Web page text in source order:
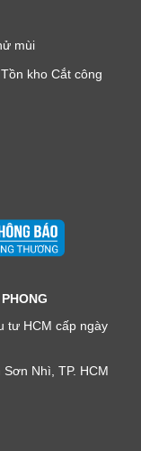
mùi
kho Cắt công
tư HCM cấp ngày
Nhì, TP. HCM